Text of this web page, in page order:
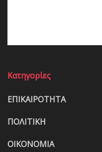
Κατηγορίες
ΕΠΙΚΑΙΡΟΤΗΤΑ
ΠΟΛΙΤΙΚΗ
ΟΙΚΟΝΟΜΙΑ